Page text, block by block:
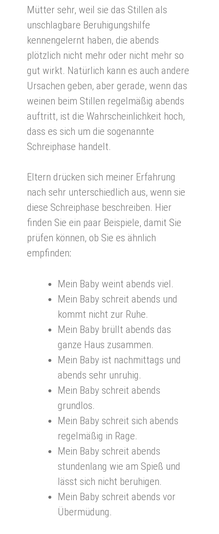
Mütter sehr, weil sie das Stillen als
unschlagbare Beruhigungshilfe
kennengelernt haben, die abends
plötzlich nicht mehr oder nicht mehr so
gut wirkt. Natürlich kann es auch andere
Ursachen geben, aber gerade, wenn das
weinen beim Stillen regelmäßig abends
auftritt, ist die Wahrscheinlichkeit hoch,
dass es sich um die sogenannte
Schreiphase handelt.
Eltern drücken sich meiner Erfahrung
nach sehr unterschiedlich aus, wenn sie
diese Schreiphase beschreiben. Hier
finden Sie ein paar Beispiele, damit Sie
prüfen können, ob Sie es ähnlich
empfinden:
Mein Baby weint abends viel.
Mein Baby schreit abends und
kommt nicht zur Ruhe.
Mein Baby brüllt abends das
ganze Haus zusammen.
Mein Baby ist nachmittags und
abends sehr unruhig.
Mein Baby schreit abends
grundlos.
Mein Baby schreit sich abends
regelmäßig in Rage.
Mein Baby schreit abends
stundenlang wie am Spieß und
lässt sich nicht beruhigen.
Mein Baby schreit abends vor
Übermüdung.